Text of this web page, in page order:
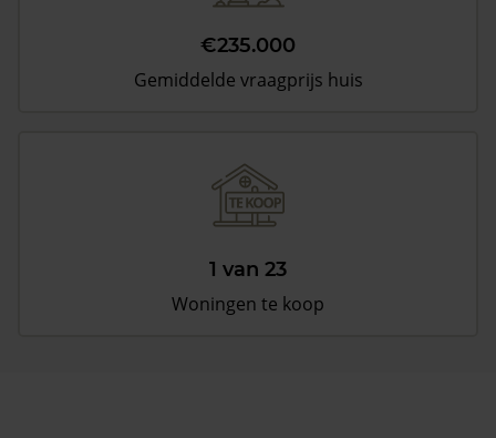
€235.000
Gemiddelde vraagprijs huis
1 van 23
Woningen te koop